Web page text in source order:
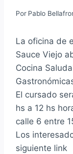
Por Pablo
La oficina de
Sauce Viejo
Cocina
El cursado
hs a 12 hs
calle 6 entre
Los
siguiente link